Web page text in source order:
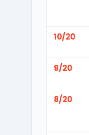
10/20
9/20
8/20